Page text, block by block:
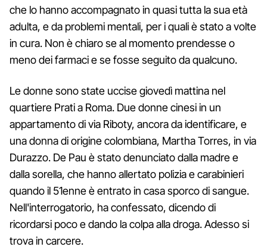
che lo hanno accompagnato in quasi tutta la sua età
adulta, e da problemi mentali, per i quali è stato a volte
in cura. Non è chiaro se al momento prendesse o
meno dei farmaci e se fosse seguito da qualcuno.
Le donne sono state uccise giovedì mattina nel
quartiere Prati a Roma. Due donne cinesi in un
appartamento di via Riboty, ancora da identificare, e
una donna di origine colombiana, Martha Torres, in via
Durazzo. De Pau è stato denunciato dalla madre e
dalla sorella, che hanno allertato polizia e carabinieri
quando il 51enne è entrato in casa sporco di sangue.
Nell'interrogatorio, ha confessato, dicendo di
ricordarsi poco e dando la colpa alla droga. Adesso si
trova in carcere.